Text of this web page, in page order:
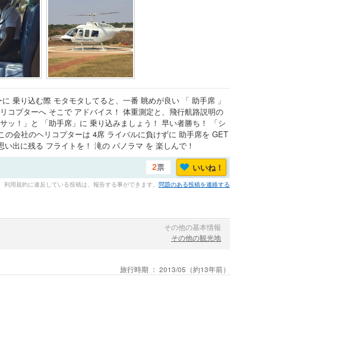
乗り込む際 モタモタしてると、一番 眺めが良い 「 助手席 」
コプターへ そこで アドバイス！ 体重測定と、飛行航路説明の
ッ！」と 「助手席」に 乗り込みましょう！ 早い者勝ち！ 「シ
会社のヘリコプターは 4席 ライバルに負けずに 助手席を GET
出に残る フライトを！ 滝の パノラマ を 楽しんで！
2票 いいね！
利用規約に違反している投稿は、報告する事ができます。 問題のある投稿を連絡する
その他の基本情報
その他の観光地
旅行時期 ： 2013/05 （約13年前）